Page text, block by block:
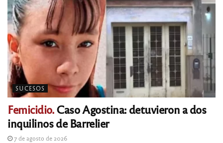
SUCESOS
Femicidio.Caso Agostina: detuvieron a dos
inquilinos de Barrelier
7 de agosto de 2026